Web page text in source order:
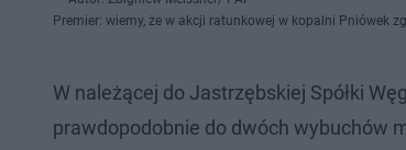
Premier: wiemy, że w akcji ratunkowej w kopalni Pniówek
W należącej do Jastrzębskiej Spółki
prawdopodobnie do dwóch wybuchów